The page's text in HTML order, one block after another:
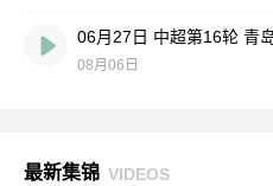
06月27日 中超第16轮 青
08月06日
最新集锦 VIDEOS